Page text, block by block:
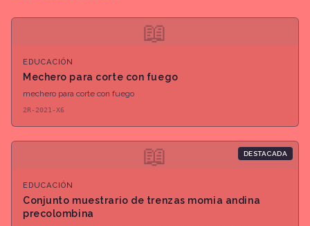
📖
EDUCACIÓN
Mechero para corte con fuego
mechero para corte con fuego
2R-2021-X6
📖 DESTACADA
EDUCACIÓN
Conjunto muestrario de trenzas momia andina
precolombina